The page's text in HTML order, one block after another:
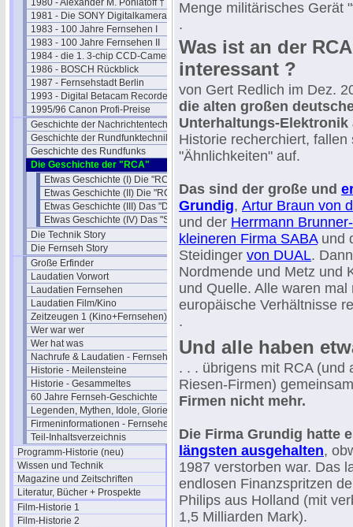
1980 - Alexander M. Poniatoff †
1981 - Die SONY Digitalkamera
1983 - 100 Jahre Fernsehen I
1983 - 100 Jahre Fernsehen II
1984 - die 1. 3-chip CCD-Camera
1986 - BOSCH Rückblick
1987 - Fernsehstadt Berlin
1993 - Digital Betacam Recorder
1995/96 Canon Profi-Preise
Geschichte der Nachrichtentechnik
Geschichte der Rundfunktechnik
Geschichte des Rundfunks
Die Geschichte der "RCA"
Etwas Geschichte (I) Die "RCA"
Etwas Geschichte (II) Die "RCA Labors"
Etwas Geschichte (III) Das "DSRC"
Etwas Geschichte (IV) Das "SRI"
Die Technik Story
Die Fernseh Story
Große Erfinder
Laudatien Vorwort
Laudatien Fernsehen
Laudatien Film/Kino
Zeitzeugen 1 (Kino+Fernsehen)
Wer war wer
Wer hat was
Nachrufe & Laudatien - Fernsehen
Historie - Meilensteine
Historie - Gesammeltes
60 Jahre Fernseh-Geschichte
Legenden, Mythen, Idole, Glorie
Firmeninformationen - Fernsehen
Teil-Inhaltsverzeichnis
Programm-Historie (neu)
Wissen und Technik
Magazine und Zeitschriften
Literatur, Bücher + Prospekte
Film-Historie 1
Film-Historie 2
Menge militärisches Gerät
.
Was ist an der
interessant ?
von Gert Redlich im Dez.
die alten großen
Unterhaltungs-Elektronik
Historie recherchiert, fallen
"Ähnlichkeiten" auf.
Das sind der große und
Grundig, Artur Braun von
und der Herrmann
kleineren Firma SABAund
Steidinger von DUAL.
Nordmende und Metz und
und Quelle. Alle waren
europäische Verhältnisse
.
Und alle haben
. . . übrigens mit RCA (und
Riesen-Firmen)
Firmen nicht mehr.
Die Firma Grundig hatte
längsten ausgehalten,
1987 verstorben war. Das
endlosen Finanzspritzen
Philips aus Holland (mit
1,5 Milliarden Mark).